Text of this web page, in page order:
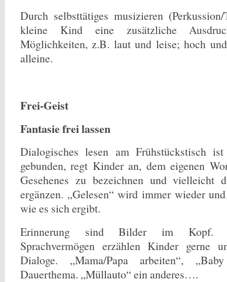
Durch selbsttätiges musizieren
kleine Kind eine zusätzliche
Möglichkeiten, z.B. laut und leise; hoch
alleine.
Frei-Geist
Fantasie frei lassen
Dialogisches lesen am Frühstückstisch
gebunden, regt Kinder an, dem eigenen
Gesehenes zu bezeichnen und vielleicht
ergänzen. „Gelesen“ wird immer wieder
wie es sich ergibt.
Erinnerung sind Bilder im Kopf.
Sprachvermögen erzählen Kinder gerne
Dialoge. „Mama/Papa arbeiten“,
Dauerthema. „Müllauto“ ein anderes….